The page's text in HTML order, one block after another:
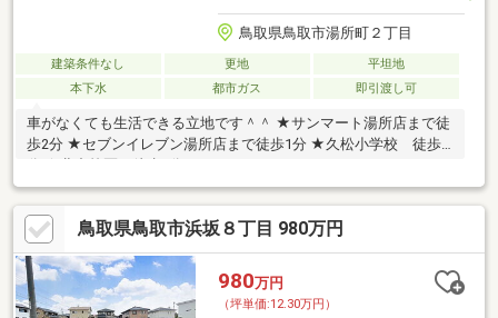
鳥取県鳥取市湯所町２丁目
建築条件なし 更地
平坦地
本下水
都市ガス 即引渡し可
車がなくても生活できる立地です＾＾ ★サンマート湯所店まで徒
歩2分 ★セブンイレブン湯所店まで徒歩1分 ★久松小学校 徒歩9
鳥取県鳥取市浜坂８丁目 980万円
980万円
（坪単価:12.30万円）